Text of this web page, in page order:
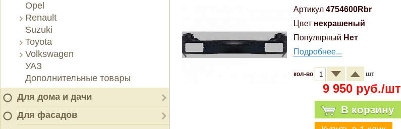
Opel
Renault
Suzuki
Toyota
Volkswagen
УАЗ
Дополнительные товары
Для дома и дачи
Для фасадов
Артикул 4754600Rbr
Цвет некрашеный
Популярный Нет
Подробнее...
кол-во шт
9 950 руб./шт
В корзину